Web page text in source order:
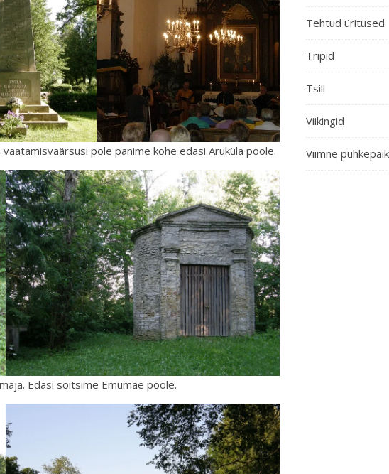
vaatamisväärsusi pole panime kohe edasi Aruküla poole.
Edasi sõitsime Emumäe poole.
Tehtud üritused
Tripid
Tsill
Viikingid
Viimne puhkepaik